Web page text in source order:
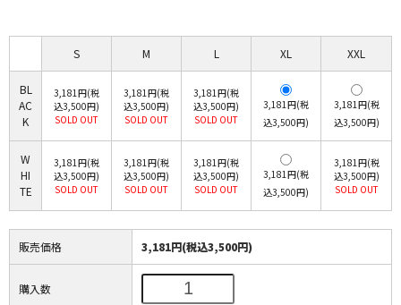
S M L XL XXL
BL
AC
K
3,181円(税
込3,500円)
SOLD OUT
3,181円(税
込3,500円)
SOLD OUT
3,181円(税
込3,500円)
SOLD OUT
3,181円(税
込3,500円)
3,181円(税
込3,500円)
W
HI
TE
3,181円(税
込3,500円)
SOLD OUT
3,181円(税
込3,500円)
SOLD OUT
3,181円(税
込3,500円)
SOLD OUT
3,181円(税
込3,500円)
3,181円(税
込3,500円)
SOLD OUT
販売価格 3,181円(税込3,500円)
購入数